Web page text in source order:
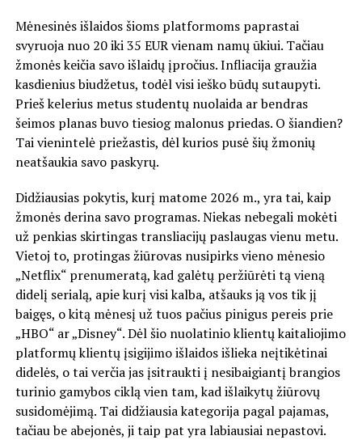
Mėnesinės išlaidos šioms platformoms paprastai
svyruoja nuo 20 iki 35 EUR vienam namų ūkiui. Tačiau
žmonės keičia savo išlaidų įpročius. Infliacija graužia
kasdienius biudžetus, todėl visi ieško būdų sutaupyti.
Prieš kelerius metus studentų nuolaida ar bendras
šeimos planas buvo tiesiog malonus priedas. O šiandien?
Tai vienintelė priežastis, dėl kurios pusė šių žmonių
neatšaukia savo paskyrų.
Didžiausias pokytis, kurį matome 2026 m., yra tai, kaip
žmonės derina savo programas. Niekas nebegali mokėti
už penkias skirtingas transliacijų paslaugas vienu metu.
Vietoj to, protingas žiūrovas nusipirks vieno mėnesio
„Netflix“ prenumeratą, kad galėtų peržiūrėti tą vieną
didelį serialą, apie kurį visi kalba, atšauks ją vos tik jį
baigęs, o kitą mėnesį už tuos pačius pinigus pereis prie
„HBO“ ar „Disney“. Dėl šio nuolatinio klientų kaitaliojimo
platformų klientų įsigijimo išlaidos išlieka neįtikėtinai
didelės, o tai verčia jas įsitraukti į nesibaigiantį brangios
turinio gamybos ciklą vien tam, kad išlaikytų žiūrovų
susidomėjimą. Tai didžiausia kategorija pagal pajamas,
tačiau be abejonės, ji taip pat yra labiausiai nepastovi.